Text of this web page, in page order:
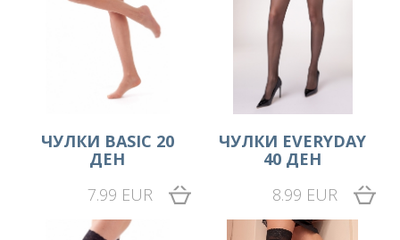
ЧУЛКИ BASIC 20
ДЕН
7.99 EUR
ЧУЛКИ EVERYDAY
40 ДЕН
8.99 EUR